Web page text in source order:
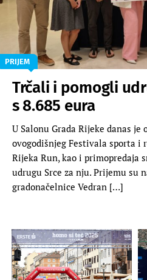
PRIJEM
Trčali i pomogli
s 8.685 eura
U Salonu Grada Rijeke danas
ovogodišnjeg Festivala sporta i
Rijeka Run, kao i primopredaja
udrugu Srce za nju. Prijemu su
gradonačelnice Vedran […]